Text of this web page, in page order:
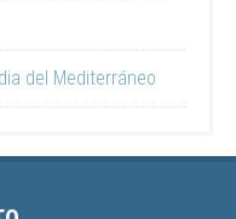
del Mediterráneo